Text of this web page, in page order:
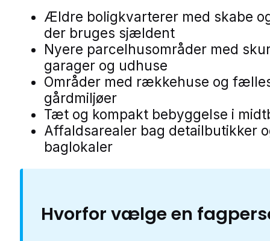
Ældre boligkvarterer med skabe
der bruges sjældent
Nyere parcelhusområder med
garager og udhuse
Områder med rækkehuse og
gårdmiljøer
Tæt og kompakt bebyggelse i
Affaldsarealer bag detailbutikker
baglokaler
Hvorfor vælge en